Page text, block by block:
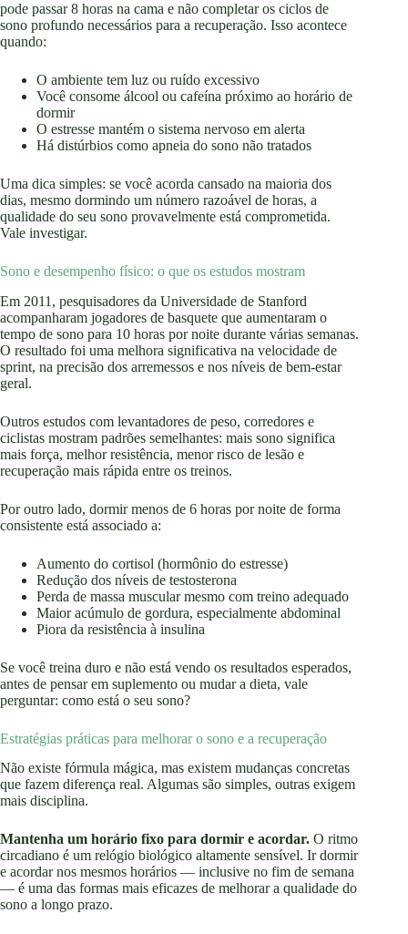
pode passar 8 horas na cama e não completar os ciclos de
sono profundo necessários para a recuperação. Isso acontece
quando:
O ambiente tem luz ou ruído excessivo
Você consome álcool ou cafeína próximo ao horário de
dormir
O estresse mantém o sistema nervoso em alerta
Há distúrbios como apneia do sono não tratados
Uma dica simples: se você acorda cansado na maioria dos
dias, mesmo dormindo um número razoável de horas, a
qualidade do seu sono provavelmente está comprometida.
Vale investigar.
Sono e desempenho físico: o que os estudos mostram
Em 2011, pesquisadores da Universidade de Stanford
acompanharam jogadores de basquete que aumentaram o
tempo de sono para 10 horas por noite durante várias semanas.
O resultado foi uma melhora significativa na velocidade de
sprint, na precisão dos arremessos e nos níveis de bem-estar
geral.
Outros estudos com levantadores de peso, corredores e
ciclistas mostram padrões semelhantes: mais sono significa
mais força, melhor resistência, menor risco de lesão e
recuperação mais rápida entre os treinos.
Por outro lado, dormir menos de 6 horas por noite de forma
consistente está associado a:
Aumento do cortisol (hormônio do estresse)
Redução dos níveis de testosterona
Perda de massa muscular mesmo com treino adequado
Maior acúmulo de gordura, especialmente abdominal
Piora da resistência à insulina
Se você treina duro e não está vendo os resultados esperados,
antes de pensar em suplemento ou mudar a dieta, vale
perguntar: como está o seu sono?
Estratégias práticas para melhorar o sono e a recuperação
Não existe fórmula mágica, mas existem mudanças concretas
que fazem diferença real. Algumas são simples, outras exigem
mais disciplina.
Mantenha um horário fixo para dormir e acordar. O ritmo
circadiano é um relógio biológico altamente sensível. Ir dormir
e acordar nos mesmos horários — inclusive no fim de semana
— é uma das formas mais eficazes de melhorar a qualidade do
sono a longo prazo.